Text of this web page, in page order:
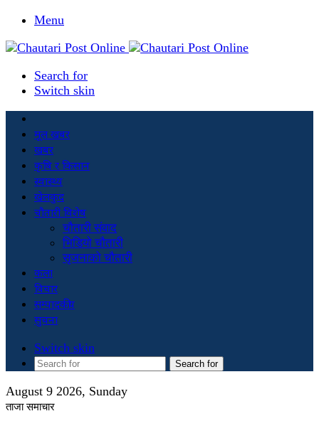
Menu
Search for
Switch skin
मूल खबर
खबर
कृषि र किसान
स्वास्थ्य
खेलकुद
चौतारी विशेष
चौतारी संवाद
भिडियो चौतारी
सृजनाको चौतारी
कला
विचार
सम्पादकीय
सुचना
Switch skin
Search for
August 9 2026, Sunday
ताजा समाचार